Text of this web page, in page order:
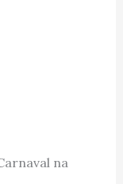
na